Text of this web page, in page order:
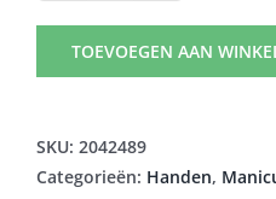
1008F
aantal
TOEVOEGEN AAN
SKU: 2042489
Categorieën: Handen,